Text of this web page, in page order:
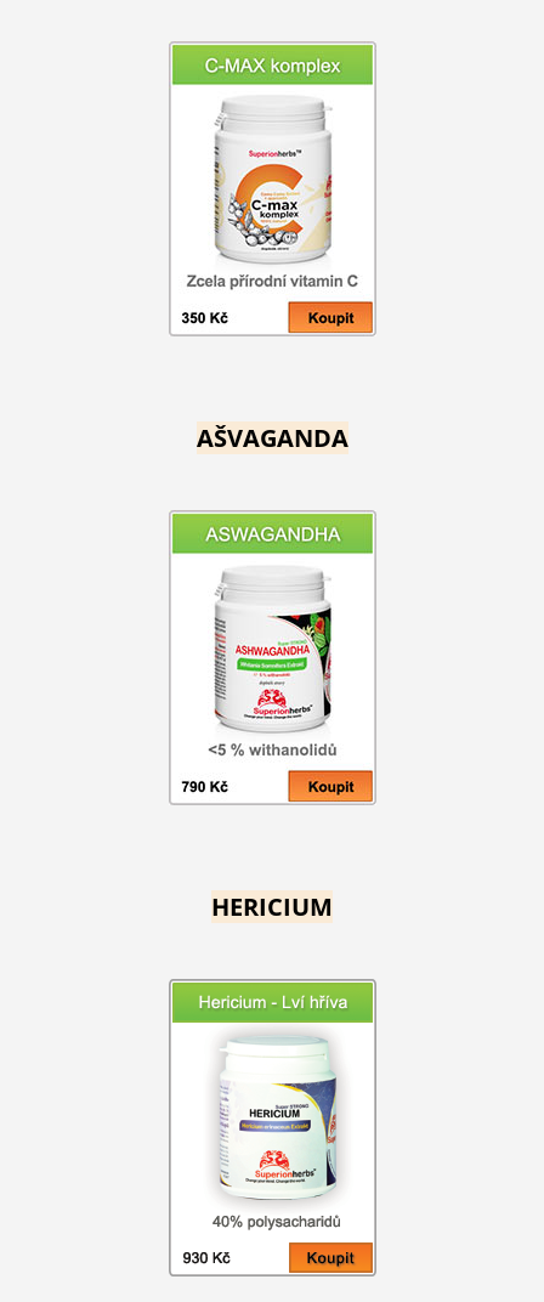
AŠVAGANDA
HERICIUM